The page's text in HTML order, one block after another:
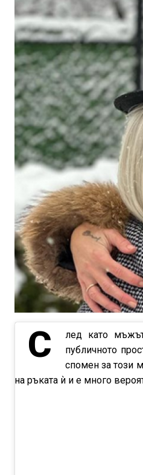
С
лед като
публичното
спомен за този
на ръката ѝ и е много